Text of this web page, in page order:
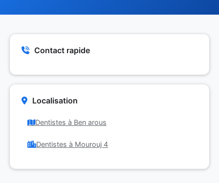
Contact rapide
Localisation
Dentistes à Ben arous
Dentistes à Mourouj 4